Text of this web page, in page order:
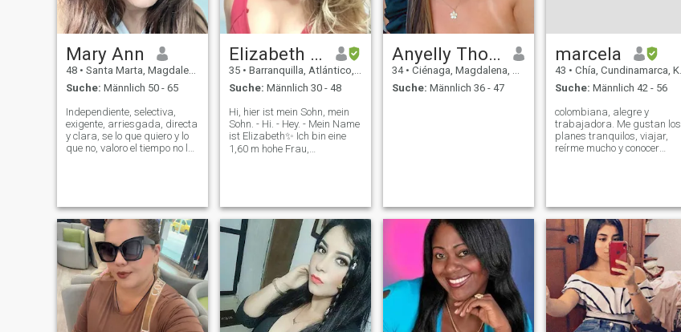
Mary Ann
48 • Santa Marta, Magdalena, Kolumbien
Suche: Männlich 50 - 65
Independiente, selectiva,
exigente, arriesgada, directa
y clara, se lo que quiero y lo
que no, valoro el tiempo no lo
soy mujer de procesos n
Elizabeth Johana
35 • Barranquilla, Atlántico, Kolumbien
Suche: Männlich 30 - 48
Hi, hier ist mein Sohn, mein
Sohn. - Hi. - Hey. - Mein Name
ist Elizabeth✨ Ich bin eine
1,60 m hohe Frau,
wichtig, dass mein neuer
Partner weiß, dass ich in
einer sehr produktiven Phase
bin, wo er ein Projekt geführt
hat, das voller Leid
Anyelly Thomas
34 • Ciénaga, Magdalena, Kolumbien
Suche: Männlich 36 - 47
marcela
43 • Chía, Cundinamarca, Kolumbien
Suche: Männlich 42 - 56
colombiana, alegre y
trabajadora. Me gustan los
planes tranquilos, viajar,
reírme mucho y conocer
tanto salir como quedarme
en casa viendo